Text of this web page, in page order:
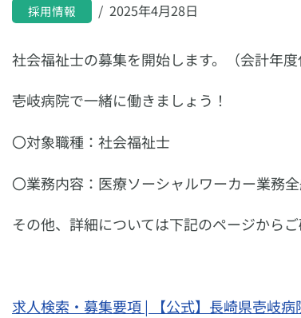
採用情報 2025年4月28日
社会福祉士の募集を開始します。（会計年度
壱岐病院で一緒に働きましょう！
〇対象職種：社会福祉士
〇業務内容：医療ソーシャルワーカー業務
その他、詳細については下記のページからご
求人検索・募集要項 | 【公式】長崎県壱岐